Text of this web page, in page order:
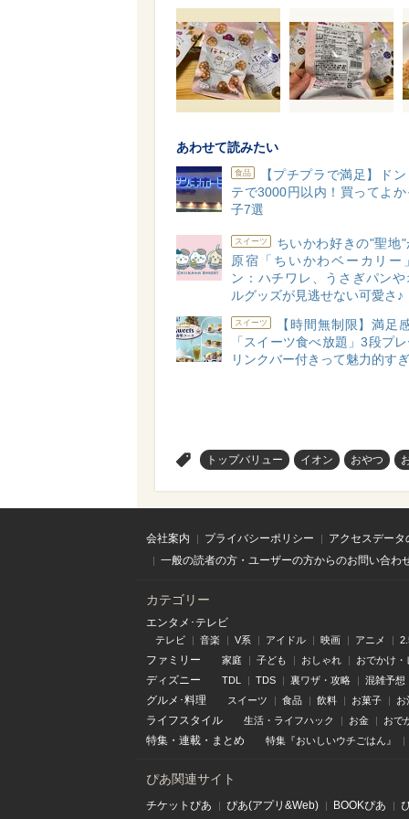
あわせて読みたい
食品
【プチプラで満足】ド
テで3000円以内！買ってよ
子7選
スイーツ
ちいかわ好きの"聖地
原宿「ちいかわベーカリー
ン：ハチワレ、うさぎパン
ルグッズが見逃せない可愛さ♪
スイーツ
【時間無制限】満足
「スイーツ食べ放題」3段プ
リンクバー付きって魅力的す
トップバリュー イオン おやつ
会社案内 プライバシーポリシー
アクセスデー
一般の読者の方・ユーザーの方からのお問い合わ
カテゴリー
エンタメ･テレビ
テレビ 音楽 V系 アイドル 映画 アニメ
ファミリー 家庭 子ども おしゃれ おでかけ・
ディズニー TDL TDS 裏ワザ・攻略 混雑予想
グルメ･料理 スイーツ 食品 飲料 お菓子 お
ライフスタイル 生活・ライフハック お金 おで
特集 ・ 連載 ・ まとめ 特集『おいしいウチごはん』
ぴあ関連サイト
チケットぴあ ぴあ(アプリ&Web) BOOKぴあ